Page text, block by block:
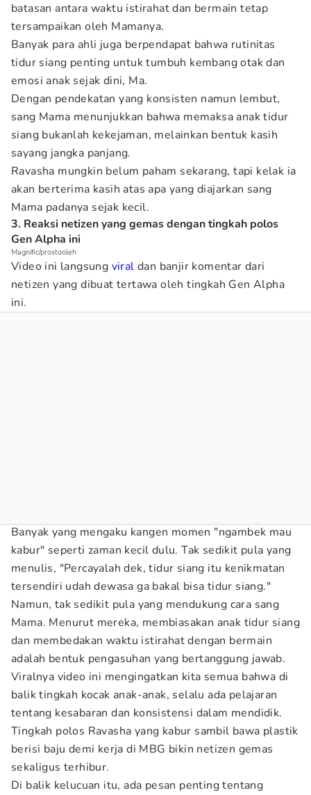
batasan antara waktu istirahat dan bermain tetap
tersampaikan oleh Mamanya.
Banyak para ahli juga berpendapat bahwa rutinitas
tidur siang penting untuk tumbuh kembang otak dan
emosi anak sejak dini, Ma.
Dengan pendekatan yang konsisten namun lembut,
sang Mama menunjukkan bahwa memaksa anak tidur
siang bukanlah kekejaman, melainkan bentuk kasih
sayang jangka panjang.
Ravasha mungkin belum paham sekarang, tapi kelak ia
akan berterima kasih atas apa yang diajarkan sang
Mama padanya sejak kecil.
3. Reaksi netizen yang gemas dengan tingkah polos
Gen Alpha ini
Magnific/prostooleh
Video ini langsung viral dan banjir komentar dari
netizen yang dibuat tertawa oleh tingkah Gen Alpha
ini.
Banyak yang mengaku kangen momen "ngambek mau
kabur" seperti zaman kecil dulu. Tak sedikit pula yang
menulis, "Percayalah dek, tidur siang itu kenikmatan
tersendiri udah dewasa ga bakal bisa tidur siang."
Namun, tak sedikit pula yang mendukung cara sang
Mama. Menurut mereka, membiasakan anak tidur siang
dan membedakan waktu istirahat dengan bermain
adalah bentuk pengasuhan yang bertanggung jawab.
Viralnya video ini mengingatkan kita semua bahwa di
balik tingkah kocak anak-anak, selalu ada pelajaran
tentang kesabaran dan konsistensi dalam mendidik.
Tingkah polos Ravasha yang kabur sambil bawa plastik
berisi baju demi kerja di MBG bikin netizen gemas
sekaligus terhibur.
Di balik kelucuan itu, ada pesan penting tentang